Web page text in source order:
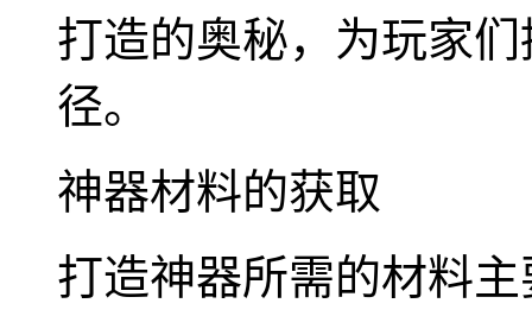
打造的奥秘，为玩家
径。
神器材料的获取
打造神器所需的材料